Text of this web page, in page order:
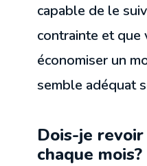
capable de le
contrainte et que
économiser un
semble adéquat
Dois-je
chaque mois?